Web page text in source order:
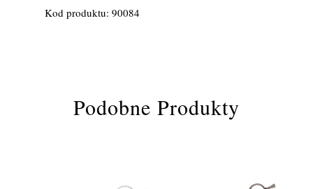
Kod produktu: 90084
Podobne Produkty